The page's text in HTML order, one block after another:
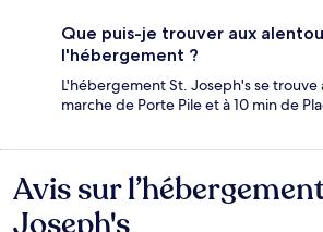
Que puis-je trouver aux
l'hébergement ?
L'hébergement St. Joseph's se trouve
marche de Porte Pile et à 10 min de
Avis
Avis sur